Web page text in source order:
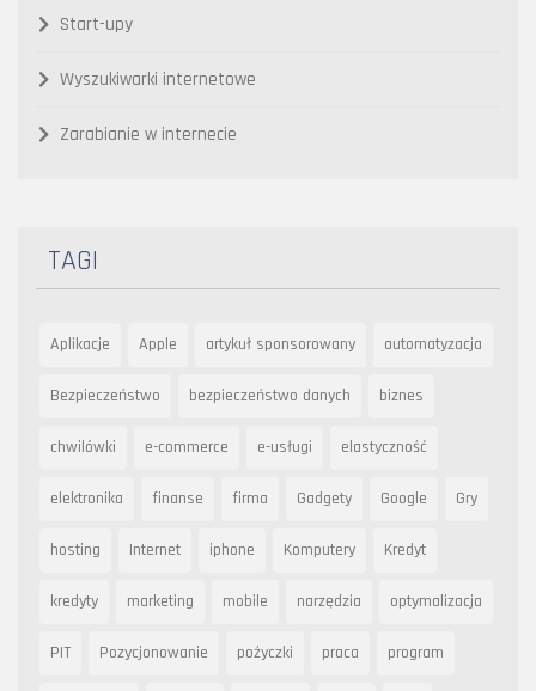
Start-upy
Wyszukiwarki internetowe
Zarabianie w internecie
TAGI
Aplikacje Apple artykuł sponsorowany automatyzacja
Bezpieczeństwo bezpieczeństwo danych biznes
chwilówki e-commerce e-usługi elastyczność
elektronika finanse firma Gadgety Google Gry
hosting Internet iphone Komputery Kredyt
kredyty marketing mobile narzędzia optymalizacja
PIT Pozycjonowanie pożyczki praca program